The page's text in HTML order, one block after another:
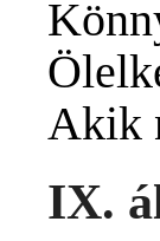
Akik
IX.